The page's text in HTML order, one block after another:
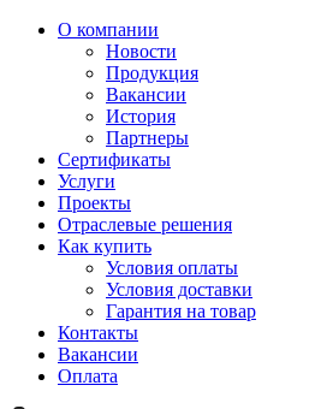
О компании
Новости
Продукция
Вакансии
История
Партнеры
Сертификаты
Услуги
Проекты
Отраслевые решения
Как купить
Условия оплаты
Условия доставки
Гарантия на товар
Контакты
Вакансии
Оплата